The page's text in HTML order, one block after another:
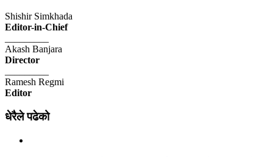
Shishir Simkhada
Editor-in-Chief
Akash Banjara
Director
Ramesh Regmi
Editor
धेरैले पढेको